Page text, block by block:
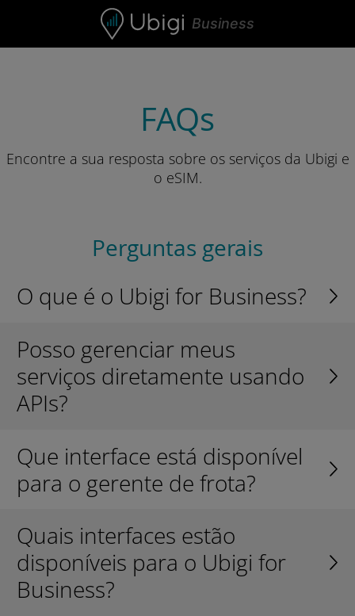
Business
FAQs
Encontre a sua resposta sobre os serviços da Ubigi e
o eSIM.
Perguntas gerais
O que é o Ubigi for Business?
Posso gerenciar meus
serviços diretamente usando
APIs?
Que interface está disponível
para o gerente de frota?
Quais interfaces estão
disponíveis para o Ubigi for
Business?